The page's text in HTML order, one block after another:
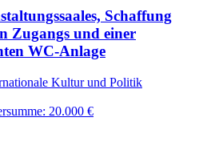
Schaffung
Zugangs und einer
WC-Anlage
Kultur und Politik
20.000 €